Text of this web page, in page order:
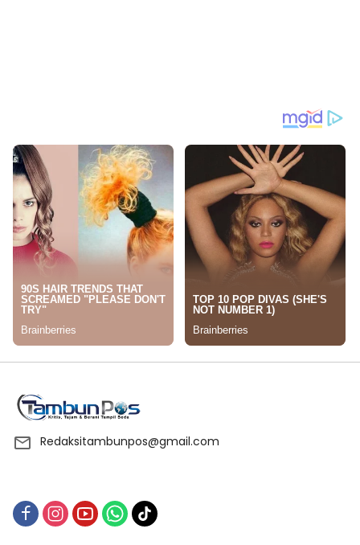
Redaksitambunpos@gmail.com